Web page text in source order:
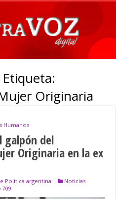
Originaria
Humanos
galpón del
Originaria en la ex
Política argentina
Noticias
709